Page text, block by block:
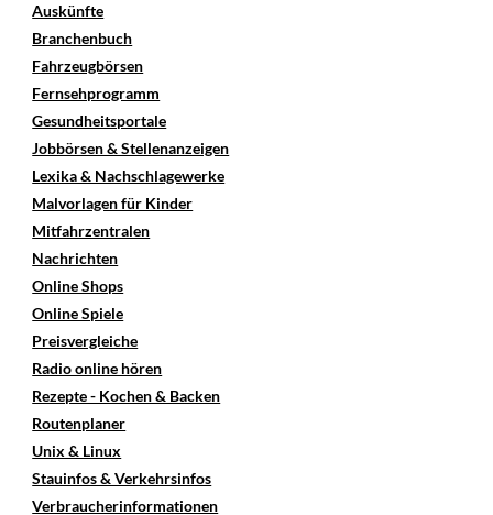
Auskünfte
Branchenbuch
Fahrzeugbörsen
Fernsehprogramm
Gesundheitsportale
Jobbörsen & Stellenanzeigen
Lexika & Nachschlagewerke
Malvorlagen für Kinder
Mitfahrzentralen
Nachrichten
Online Shops
Online Spiele
Preisvergleiche
Radio online hören
Rezepte - Kochen & Backen
Routenplaner
Unix & Linux
Stauinfos & Verkehrsinfos
Verbraucherinformationen